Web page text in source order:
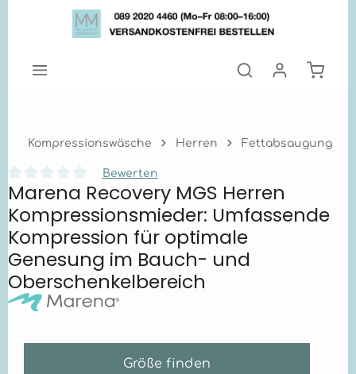
Zum Hauptinhalt springen
Kompressionswäsche Herren Fettabsaugung
Durchschnittliche Bewertung von 0 von 5 Sternen
Bewerten
Marena Recovery MGS Herren
Kompressionsmieder: Umfassende
Kompression für optimale
Genesung im Bauch- und
Oberschenkelbereich
Größe finden